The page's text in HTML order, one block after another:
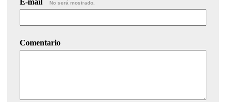
No será mostrado.
Comentario